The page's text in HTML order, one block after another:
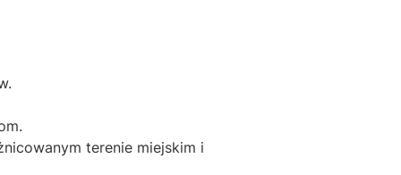
terenie miejskim i